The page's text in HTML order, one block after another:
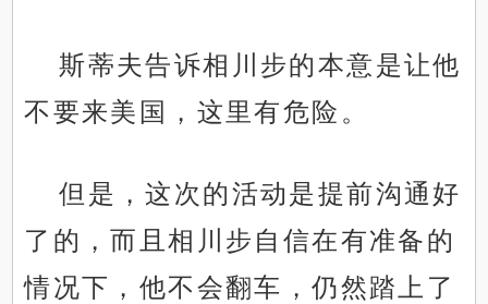
斯蒂夫告诉相川步的本意是让他
不要来美国，这里有危险。
但是，这次的活动是提前沟通好
了的，而且相川步自信在有准备的
情况下，他不会翻车，仍然踏上了